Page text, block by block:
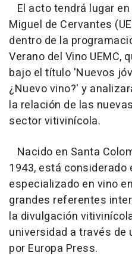
El acto tendrá lugar
Miguel de Cervantes
dentro de la
Verano del Vino UEMC,
bajo el título 'Nuevos
¿Nuevo vino?' y
la relación de las
sector vitivinícola.
Nacido en Santa
1943, está
especializado en vino
grandes referentes
la divulgación
universidad a través
por Europa Press.